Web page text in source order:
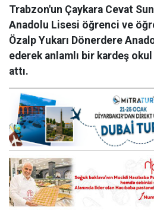
Trabzon'un Çaykara Cevat
Anadolu Lisesi öğrenci ve
Özalp Yukarı Dönerdere
ederek anlamlı bir kardeş
attı.